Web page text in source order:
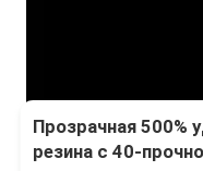
Прозрачная 500%
резина с 40-